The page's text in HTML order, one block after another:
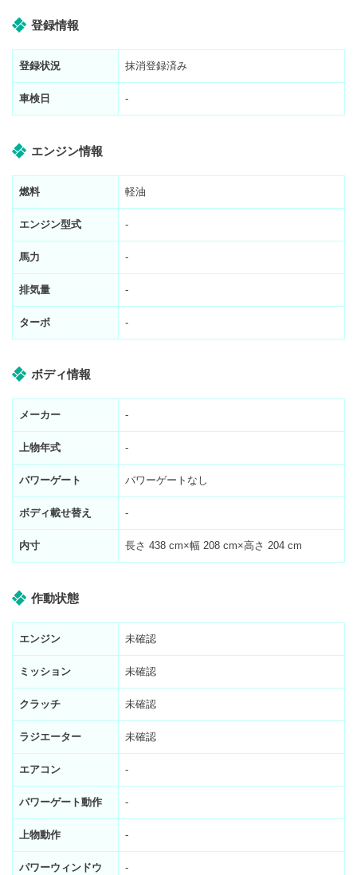
登録情報
登録状況 抹消登録済み
車検日 -
エンジン情報
燃料 軽油
エンジン型式 -
馬力 -
排気量 -
ターボ -
ボディ情報
メーカー -
上物年式 -
パワーゲート パワーゲートなし
ボディ載せ替え -
内寸 長さ 438 cm×幅 208 cm×高さ 204 cm
作動状態
エンジン 未確認
ミッション 未確認
クラッチ 未確認
ラジエーター 未確認
エアコン -
パワーゲート動作 -
上物動作 -
パワーウィンドウ -